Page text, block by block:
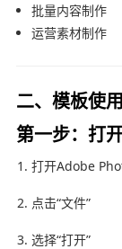
批量内容制作
运营素材制作
二、模板使
第一步：打
打开Adobe
点击“文件”
选择“打开”